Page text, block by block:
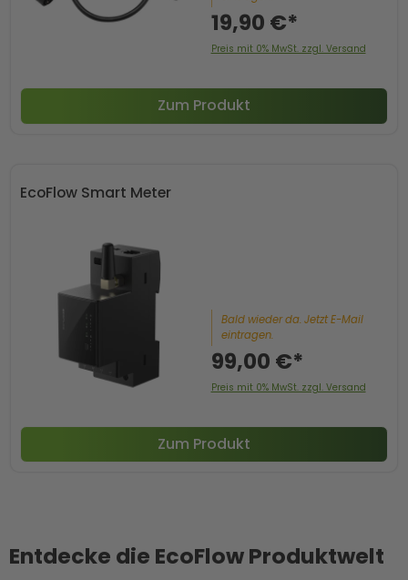
19,90 €*
Preis mit 0% MwSt. zzgl. Versand
Zum Produkt
EcoFlow Smart Meter
Bald wieder da. Jetzt E-Mail
eintragen.
99,00 €*
Preis mit 0% MwSt. zzgl. Versand
Zum Produkt
Entdecke die EcoFlow Produktwelt